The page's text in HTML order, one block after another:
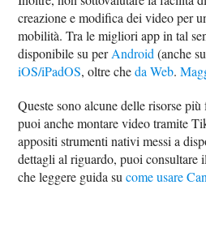
creazione e modifica dei video per
mobilità. Tra le migliori app in tal
disponibile su perAndroid(anche
iOS/iPadOS, oltre cheda Web.
Queste sono alcune delle risorse più
puoi anche montare video tramite
appositi strumenti nativi messi a
dettagli al riguardo, puoi consultare
che leggere guida sucome usare